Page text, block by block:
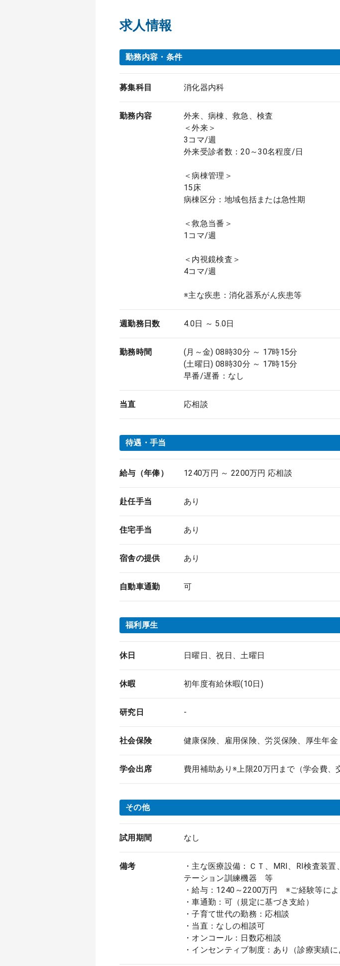
求人情報
勤務内容・条件
募集科目 消化器内科
勤務内容
外来、病棟、救急、検査
＜外来＞
3コマ/週
外来受診者数：20～30名程度/日
＜病棟管理＞
15床
病棟区分：地域包括または急性期
＜救急当番＞
1コマ/週
＜内視鏡検査＞
4コマ/週
※主な疾患：消化器系がん疾患等
週勤務日数 4.0日 ～ 5.0日
勤務時間
(月～金) 08時30分 ～ 17時15分
(土曜日) 08時30分 ～ 17時15分
早番/遅番：なし
当直 応相談
待遇・手当
給与（年俸） 1240万円 ～ 2200万円 応相談
赴任手当 あり
住宅手当 あり
宿舎の提供 あり
自動車通勤 可
福利厚生
休日 日曜日、祝日、土曜日
休暇 初年度有給休暇(10日)
研究日 -
社会保険 健康保険、雇用保険、労災保険、厚生年金
学会出席 費用補助あり※上限20万円まで（学会費、
その他
試用期間 なし
備考
・主な医療設備：ＣＴ、MRI、RI検査装
テーション訓練機器 等
・給与：1240～2200万円 ※ご経験等に
・車通勤：可（規定に基づき支給）
・子育て世代の勤務：応相談
・当直：なしの相談可
・オンコール：日数応相談
・インセンティブ制度：あり（診療実績に